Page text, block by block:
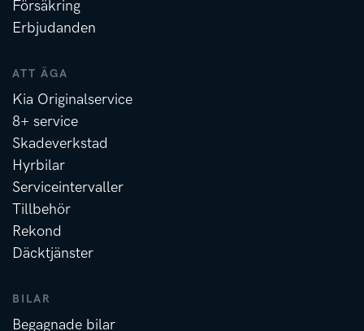
Försäkring
Erbjudanden
ATT ÄGA
Kia Originalservice
8+ service
Skadeverkstad
Hyrbilar
Serviceintervaller
Tillbehör
Rekond
Däcktjänster
BILAR
Begagnade bilar